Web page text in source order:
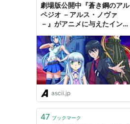
（木...
劇場版公開中『蒼き鋼のアル
ペジオ －アルス・ノヴァ
－』がアニメに与えたインパ
ascii.jp
47 ブックマーク